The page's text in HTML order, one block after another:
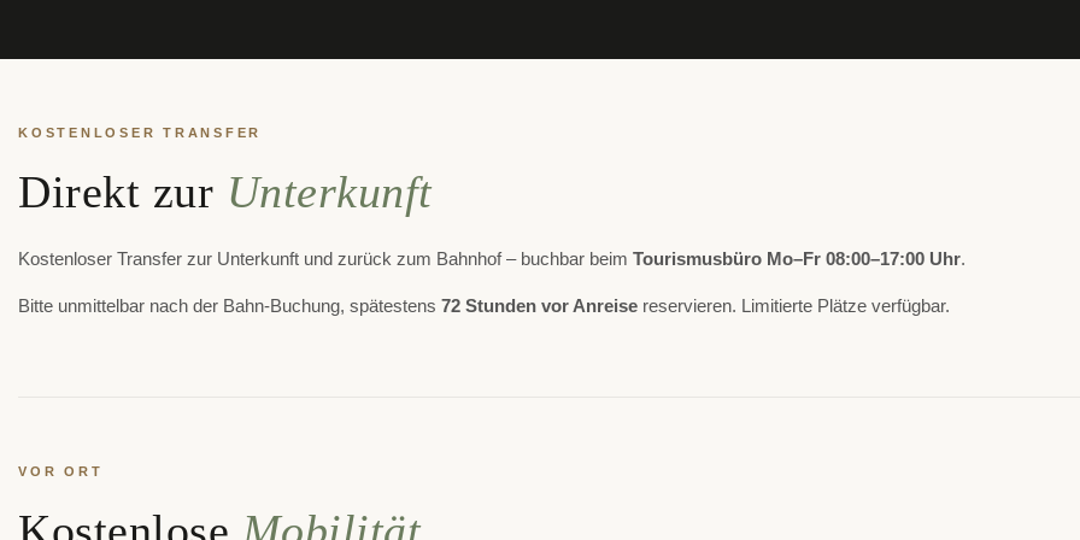
KOSTENLOSER TRANSFER
Direkt zur Unterkunft
Kostenloser Transfer zur Unterkunft und zurück zum Bahnhof – buchbar beim Tourismusbüro Mo–Fr 08:00–17:00 Uhr.
Bitte unmittelbar nach der Bahn-Buchung, spätestens 72 Stunden vor Anreise reservieren. Limitierte Plätze verfügbar.
VOR ORT